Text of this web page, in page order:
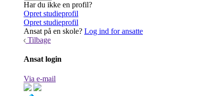
Har du ikke en profil?
Opret studieprofil
Opret studieprofil
Ansat på en skole? Log ind for ansatte
Tilbage
Ansat login
Via e-mail